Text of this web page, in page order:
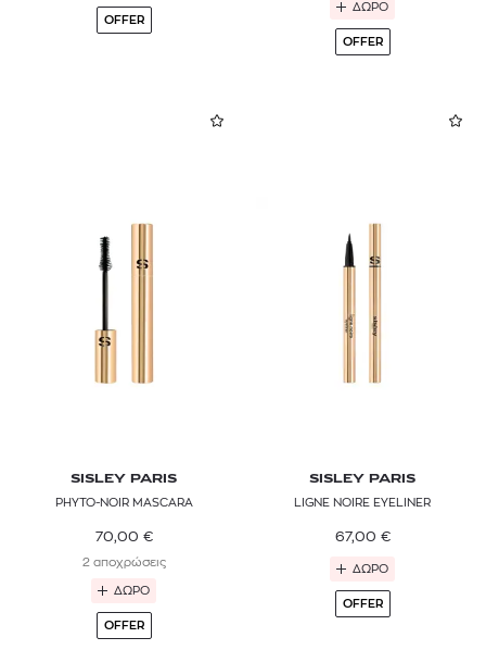
OFFER
ΔΩΡΟ
OFFER
SISLEY PARIS
PHYTO-NOIR MASCARA
70,00 €
2 αποχρώσεις
ΔΩΡΟ
OFFER
SISLEY PARIS
LIGNE NOIRE EYELINER
67,00 €
ΔΩΡΟ
OFFER